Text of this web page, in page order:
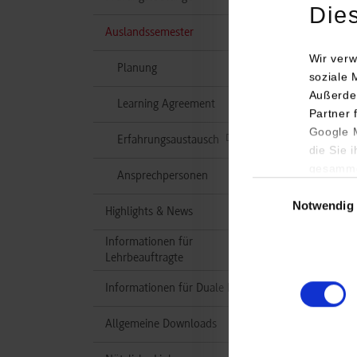
Wir
soziale
Partner
Google
die Sie
Notwendig
Auslandssemester(aktuell)
Planung
Learning Agreement
Erfahrungsaustausch
Ansprechpersonen
Highlights & News
Informationen für
Lehrbeauftragte
Informationen für Duale Partner
Allgemeine Downloads